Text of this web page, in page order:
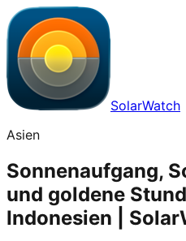
SolarWatch
Asien
Sonnenaufgang,
und goldene
Indonesien |